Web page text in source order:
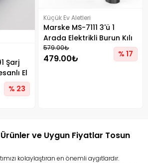
Şarj
El
% 23
Küçük Ev Aletleri
Marske MS-7111 3'ü 1
Arada Elektrikli Burun Kılı
Kesme Makinesi Tip-C
Şarj Edilebilir Bakım Aleti
579.00₺
479.00₺ % 17
ve Uygun Fiyatlar Tosun
kolaylaştıran en önemli aygıtlardır.